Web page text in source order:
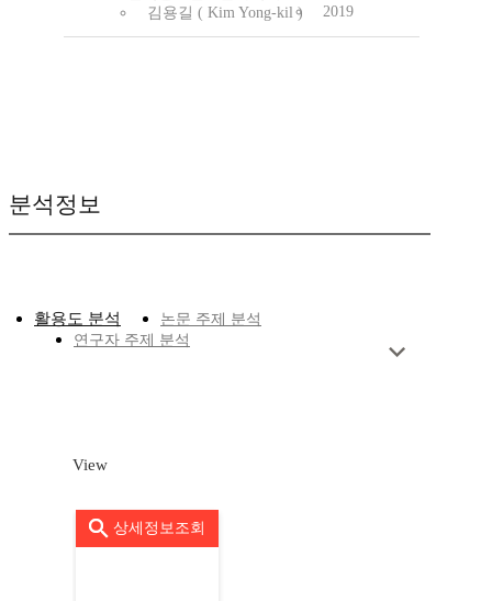
김용길 ( Kim Yong-kil )
2019
분석정보
활용도 분석
논문 주제 분석
연구자 주제 분석
View
상세정보조회